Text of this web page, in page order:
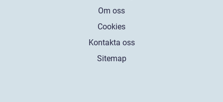
Om oss
Cookies
Kontakta oss
Sitemap